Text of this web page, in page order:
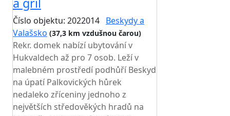
Číslo objektu: 2022014 Beskydy a
Valašsko (37,3 km vzdušnou čarou)
Rekr. domek nabízí ubytování v
Hukvaldech až pro 7 osob. Leží v
malebném prostředí podhůří Beskyd
na úpatí Palkovických hůrek
nedaleko zříceniny jednoho z
největších středověkých hradů na